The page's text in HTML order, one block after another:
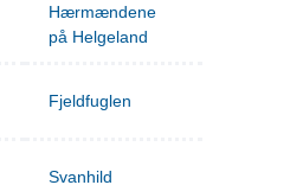
Hærmændene
på Helgeland
Fjeldfuglen
Svanhild